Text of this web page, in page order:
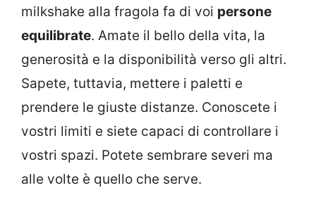
milkshake alla fragola fa di voi persone
equilibrate. Amate il bello della vita, la
generosità e la disponibilità verso gli altri.
Sapete, tuttavia, mettere i paletti e
prendere le giuste distanze. Conoscete i
vostri limiti e siete capaci di controllare i
vostri spazi. Potete sembrare severi ma
alle volte è quello che serve.